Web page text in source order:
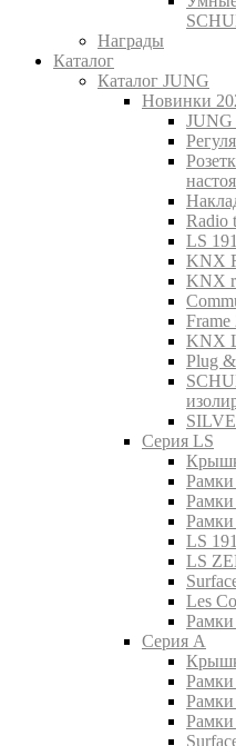
Награды
Каталог
Каталог JUNG
Новинки
Radio
LS
KNX
KNX
Frame
KNX
Plug
Серия LS
LS
LS
Les
Серия A